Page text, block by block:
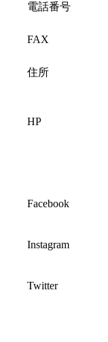
電話番号
FAX
住所
HP
Facebook
Instagram
Twitter